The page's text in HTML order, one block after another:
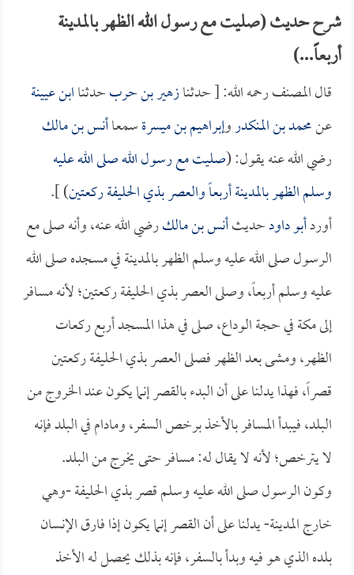
شرح حديث (صليت مع رسول الله الظهر بالمدينة
أربعاً...)
قال المصنف رحمه الله: [ حدثنازهير بن حربحدثناابن عيينة
عنمحمد بن المنكدروإبراهيم بن ميسرةسمعاأنس بن مالك
رضي الله عنه يقول: (صليت مع رسول الله صلى الله عليه
وسلم الظهر بالمدينة أربعاً والعصر بذي الحليفة ركعتين) ].
أوردأبو داودحديثأنس بن مالكرضي الله عنه، وأنه صلى مع
الرسول صلى الله عليه وسلم الظهر بالمدينة في مسجده صلى الله
عليه وسلم أربعاً، وصلى العصر بذي الحليفة ركعتين؛ لأنه مسافر
إلى مكة في حجة الوداع، صلى في هذا المسجد أربع ركعات
الظهر، ومشى بعد الظهر فصلى العصر بذي الحليفة ركعتين
قصراً، فهذا يدلنا على أن البدء بالقصر إنما يكون عند الخروج من
البلد، فيبدأ المسافر بالأخذ برخص السفر، ومادام في البلد فإنه
لا يترخص؛ لأنه لا يقال له: مسافر حتى يخرج من البلد.
وكون الرسول صلى الله عليه وسلم قصر بذي الحليفة -وهي
خارج المدينة- يدلنا على أن القصر إنما يكون إذا فارق الإنسان
بلده الذي هو فيه وبدأ بالسفر، فإنه بذلك يحصل له الأخذ